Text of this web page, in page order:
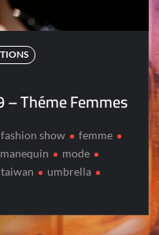
– Théme Femmes
fashion show
femme
manequin
mode
taiwan
umbrella